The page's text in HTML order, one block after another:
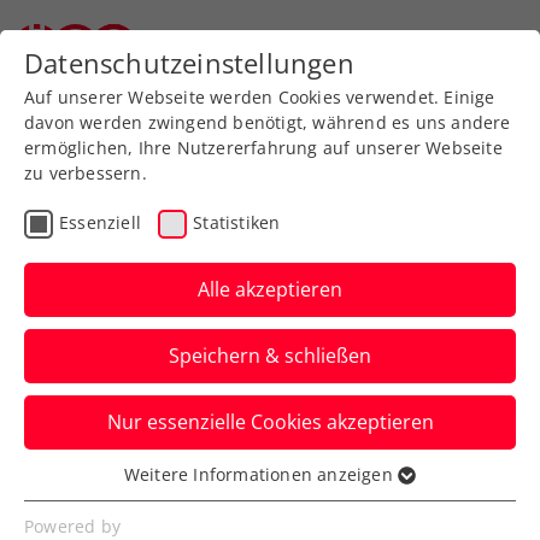
Zurück zur Newsübersicht
ÖTV Events
Das ÖTV-Damenprojekt
nimmt Fahrt auf
Barbara Schwartz leitete den ersten
regionalen Lehrgang in der Südstadt,
Petra Russegger rief zu einem
ambitionierten Trainingswochenende in
Verfasst von: Harald Schume, 15.04.2019
Datenschutzeinstellungen
Auf unserer Webseite werden Cookies verwendet. Einige
davon werden zwingend benötigt, während es uns andere
ermöglichen, Ihre Nutzererfahrung auf unserer Webseite
zu verbessern.
Essenziell Statistiken
Alle akzeptieren
Speichern & schließen
Nur essenzielle Cookies akzeptieren
Essenziell
Essenzielle Cookies werden für grundlegende
Weitere Informationen anzeigen
Powered by